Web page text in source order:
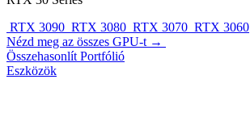
RTX 3090 RTX 3080 RTX 3070 RTX 3060
Nézd meg az összes GPU-t →
Összehasonlít Portfólió
Eszközök